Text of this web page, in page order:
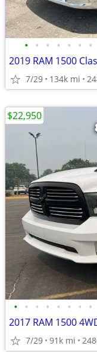
• • • • • • •
2019 RAM 1500
7/29 134k mi
• • • • • • • •
2017 RAM 1500
7/29 91k mi
$22,950